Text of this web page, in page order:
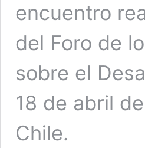
encuentro
del Foro de
sobre el
18 de abril
Chile.